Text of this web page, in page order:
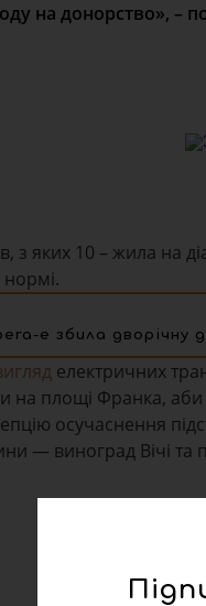
на донорство», –
яких 10 – жила на
e збила дворічну
електричних
на площі Франка,
осучаснення
— виноград Вічі